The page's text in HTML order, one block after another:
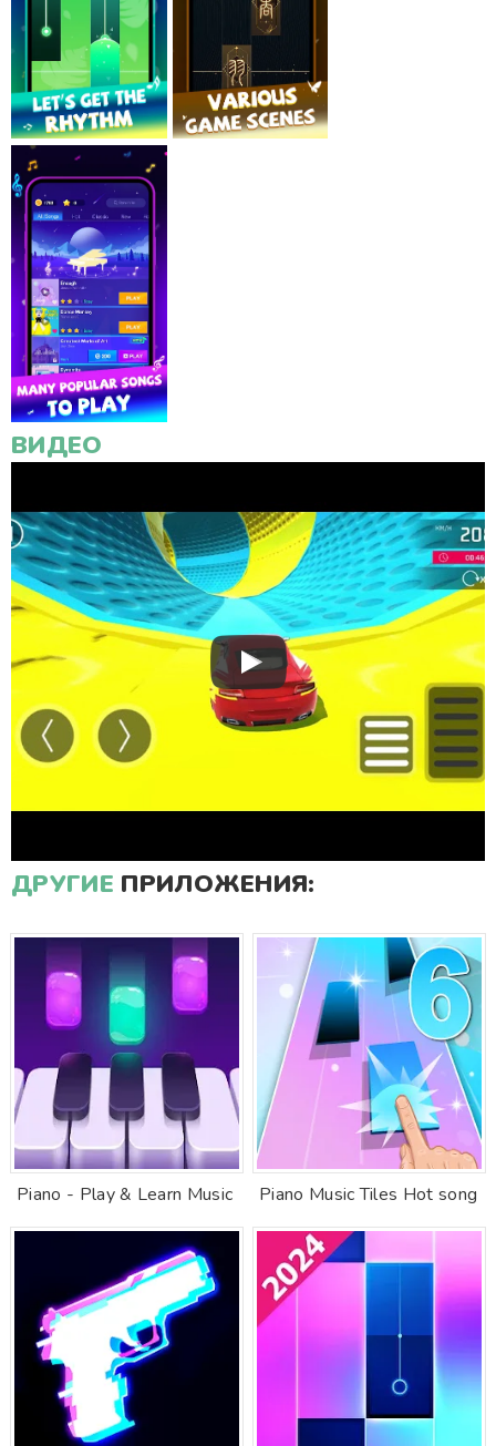
ВИДЕО
ДРУГИЕ ПРИЛОЖЕНИЯ:
Piano - Play & Learn Music Piano Music Tiles Hot song